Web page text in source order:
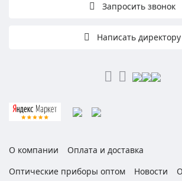
Запросить звонок
Написать директору
О компании
Оплата и доставка
Оптические приборы оптом
Новости